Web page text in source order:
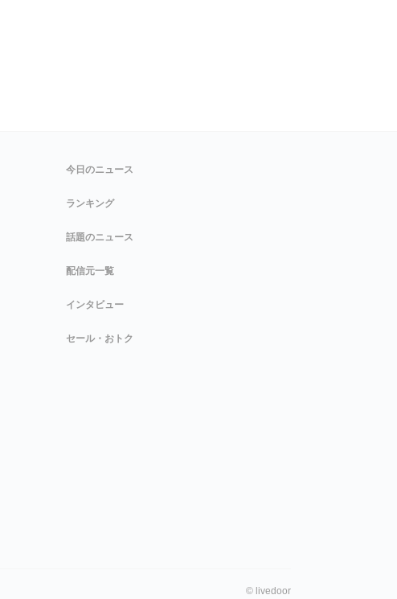
今日のニュース
ランキング
話題のニュース
配信元一覧
インタビュー
セール・おトク
© livedoor